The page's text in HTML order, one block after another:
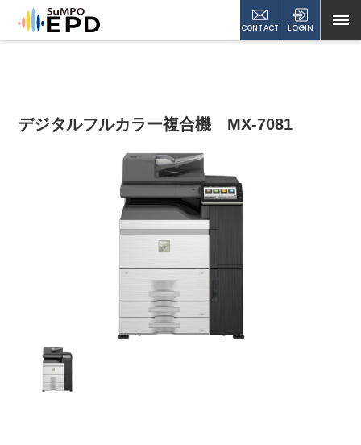
CONTACT LOGIN
デジタルフルカラー複合機 MX-7081